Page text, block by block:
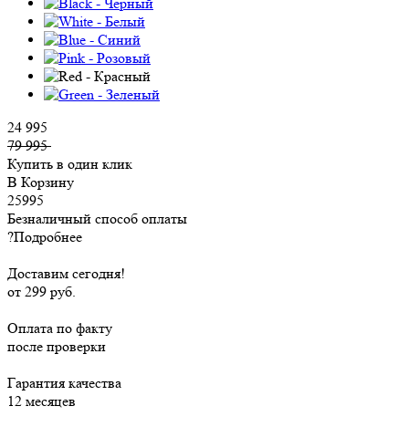
24 995
79 995
Купить в один клик
В Корзину
25995
Безналичный способ оплаты
?Подробнее
Доставим сегодня!
от 299 руб.
Оплата по факту
после проверки
Гарантия качества
12 месяцев